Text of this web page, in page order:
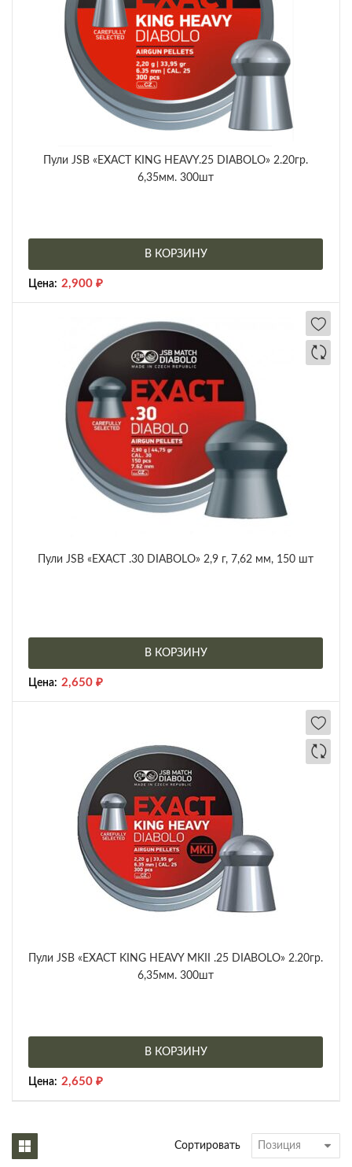
Пули JSB «EXACT KING HEAVY.25 DIABOLO» 2.20гр.
6,35мм. 300шт
В КОРЗИНУ
Цена: 2,900 ₽
Пули JSB «EXACT .30 DIABOLO» 2,9 г, 7,62 мм, 150 шт
В КОРЗИНУ
Цена: 2,650 ₽
Пули JSB «EXACT KING HEAVY MKII .25 DIABOLO» 2.20гр.
6,35мм. 300шт
В КОРЗИНУ
Цена: 2,650 ₽
Сортировать